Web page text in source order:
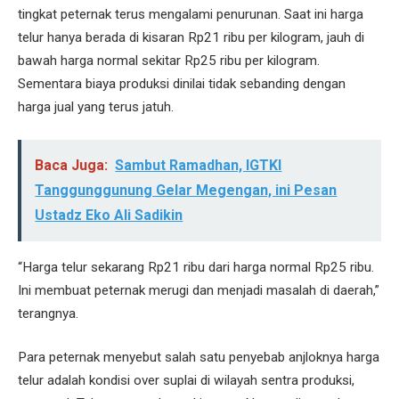
tingkat peternak terus mengalami penurunan. Saat ini harga
telur hanya berada di kisaran Rp21 ribu per kilogram, jauh di
bawah harga normal sekitar Rp25 ribu per kilogram.
Sementara biaya produksi dinilai tidak sebanding dengan
harga jual yang terus jatuh.
Baca Juga: Sambut Ramadhan, IGTKI
Tanggunggunung Gelar Megengan, ini Pesan
Ustadz Eko Ali Sadikin
“Harga telur sekarang Rp21 ribu dari harga normal Rp25 ribu.
Ini membuat peternak merugi dan menjadi masalah di daerah,”
terangnya.
Para peternak menyebut salah satu penyebab anjloknya harga
telur adalah kondisi over suplai di wilayah sentra produksi,